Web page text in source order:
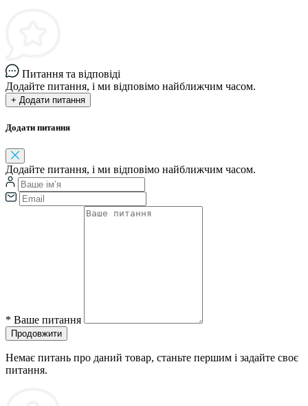
Питання та відповіді
Додайте питання, і ми відповімо найближчим часом.
+ Додати питання
Додати питання
Додайте питання, і ми відповімо найближчим часом.
* Ваше питання
Продовжити
Немає питань про даний товар, станьте першим і задайте своє
питання.